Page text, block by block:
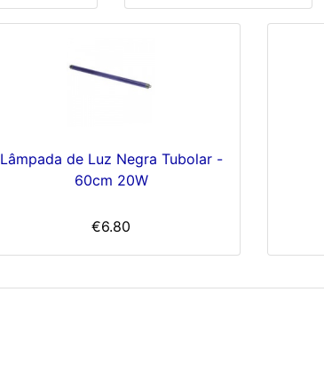
Lâmpada de Luz Negra Tubolar -
60cm 20W
€6.80